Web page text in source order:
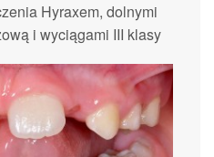
Hyraxem, dolnymi
i wyciągami III klasy